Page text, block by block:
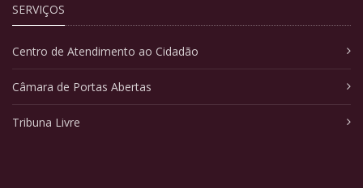
SERVIÇOS
Centro de Atendimento ao Cidadão
Câmara de Portas Abertas
Tribuna Livre